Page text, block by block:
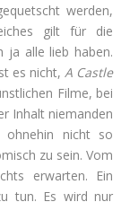
werden,
gilt für die
ja alle lieb haben.
es nicht, A Castle
Filme, bei
Inhalt niemanden
ohnehin nicht so
zu sein. Vom
erwarten. Ein
tun. Es wird nur